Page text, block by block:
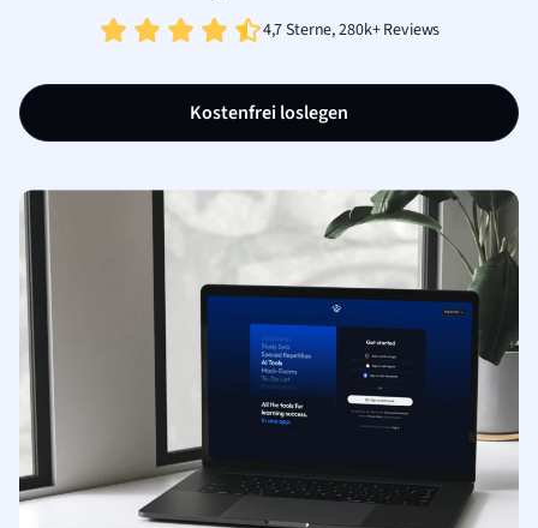
4,7 Sterne, 280k+ Reviews
Kostenfrei loslegen